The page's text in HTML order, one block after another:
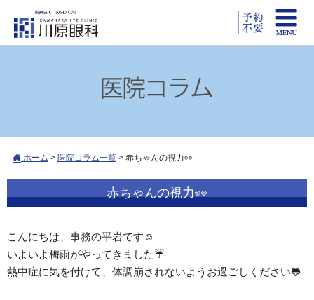
ホーム > 医院コラム一覧> 赤ちゃんの視力👀
赤ちゃんの視力👀
こんにちは、事務の平岩です☺
いよいよ梅雨がやってきました☔
熱中症に気を付けて、体調崩されないようお過ごしください🐸